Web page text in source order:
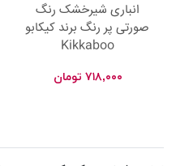
انباری شیرخشک رنگ
صورتی پر رنگ برند کیکابو
Kikkaboo
۷۱۸,۰۰۰ تومان